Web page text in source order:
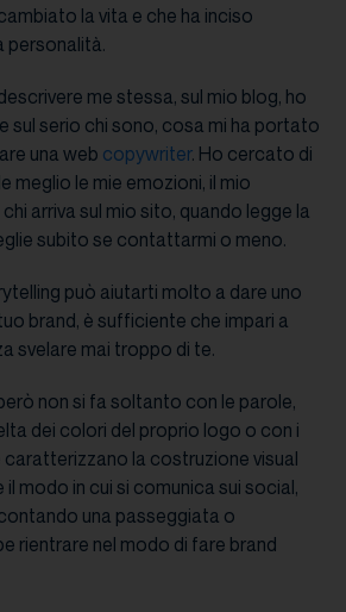
la vita e che ha inciso
personalità.
me stessa, sul mio blog, ho
sul serio chi sono, cosa mi ha portato
una web copywriter. Ho cercato di
meglio le mie emozioni, il mio
arriva sul mio sito, quando legge la
subito se contattarmi o meno.
può aiutarti molto a dare uno
brand, è sufficiente che impari a
svelare mai troppo di te.
non si fa soltanto con le parole,
dei colori del proprio logo o con i
la costruzione visual
il modo in cui si comunica sui social,
una passeggiata o
rientrare nel modo di fare brand